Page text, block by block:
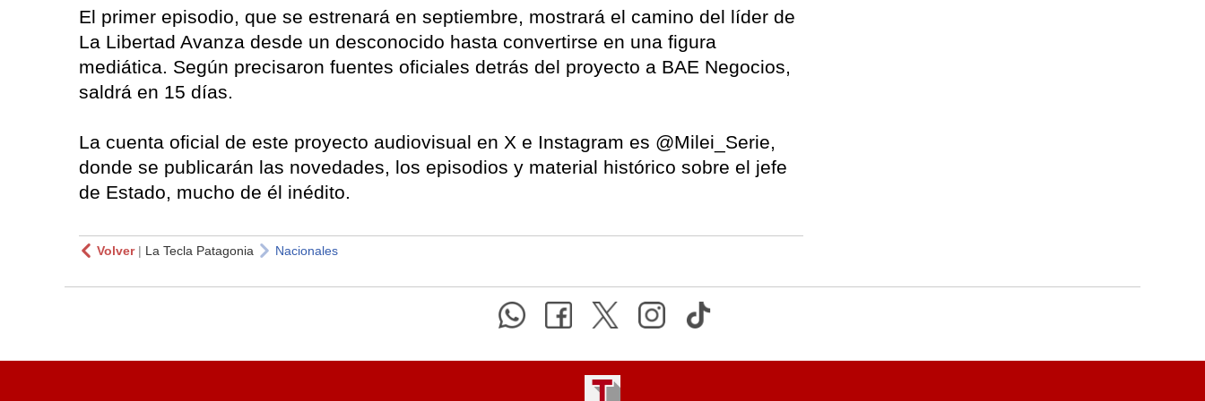
El primer episodio, que se estrenará en septiembre, mostrará el camino del líder de
La Libertad Avanza desde un desconocido hasta convertirse en una figura
mediática. Según precisaron fuentes oficiales detrás del proyecto a BAE Negocios,
saldrá en 15 días.
La cuenta oficial de este proyecto audiovisual en X e Instagram es @Milei_Serie,
donde se publicarán las novedades, los episodios y material histórico sobre el jefe
de Estado, mucho de él inédito.
Volver| La Tecla Patagonia Nacionales